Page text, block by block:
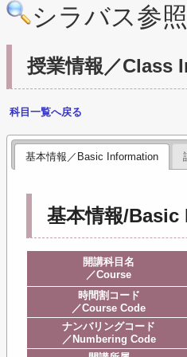
シラバス参照
授業情報／Class
科目一覧へ戻る
基本情報／Basic Information
基本情報/
開講科目名
／Course
時間割コード
／Course Code
ナンバリングコード
／Numbering Code